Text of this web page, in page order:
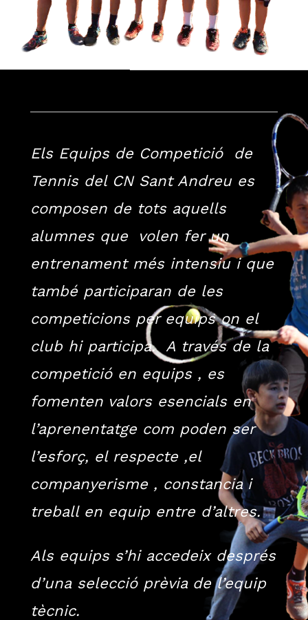
Els Equipsde Competició de
Tennis del CN Sant Andreu es
composen de tots aquells
alumnesque volen ferun
entrenament més intensiui que
també participaran de les
competicionsper equips on el
club hi participa. A través de la
competicióen equips, es
fomenten valors esencialsen
l’aprenentatgecom poden ser
l’esforç, el respecte ,el
companyerisme, constancia i
treballen equip entre d’altres.
Als equips s’hi accedeix després
d’una selecció prèviadel’equip
tècnic.